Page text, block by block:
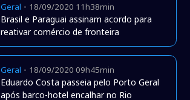
Geral - 18/09/2020 11h38min
Brasil e Paraguai assinam acordo para
reativar comércio de fronteira
Geral - 18/09/2020 09h45min
Eduardo Costa passeia pelo Porto Geral
após barco-hotel encalhar no Rio